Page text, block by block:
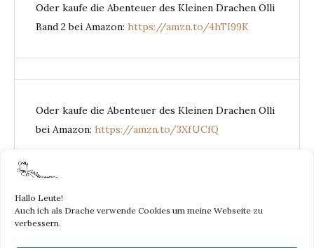
Hallo Leute!
Auch ich als Drache verwende Cookies um meine Webseite zu
verbessern.
Oder kaufe die Abenteuer des Kleinen Drachen Olli
Band 2 bei Amazon: https://amzn.to/4hTI99K
Oder kaufe die Abenteuer des Kleinen Drachen Olli
bei Amazon: https://amzn.to/3XfUCfQ
DER KLEINE